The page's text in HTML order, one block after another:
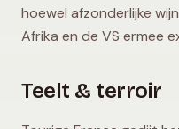
hoewel afzonderlijke
Afrika en de VS ermee
Teelt & terroir